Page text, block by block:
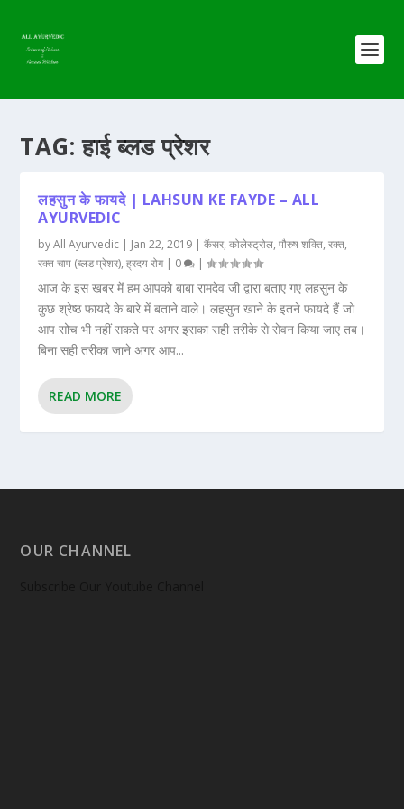
TAG:हाई ब्लड प्रेशर
लहसुन के फायदे | LAHSUN KE FAYDE – ALL
AYURVEDIC
byAll Ayurvedic | Jan 22, 2019 |कैंसर,कोलेस्ट्रोल,पौरुष शक्ति,रक्त,
रक्त चाप (ब्लड प्रेशर),ह्रदय रोग| 0 |
आज के इस खबर में हम आपको बाबा रामदेव जी द्वारा बताए गए लहसुन के
कुछ श्रेष्ठ फायदे के बारे में बताने वाले। लहसुन खाने के इतने फायदे हैं जो
आप सोच भी नहीं सकते पर अगर इसका सही तरीके से सेवन किया जाए तब।
बिना सही तरीका जाने अगर आप...
READ MORE
OUR CHANNEL